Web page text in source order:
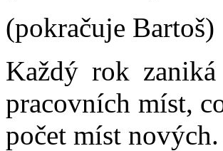
(pokračuje Bartoš)
Každý rok
pracovních míst,
počet míst nových.